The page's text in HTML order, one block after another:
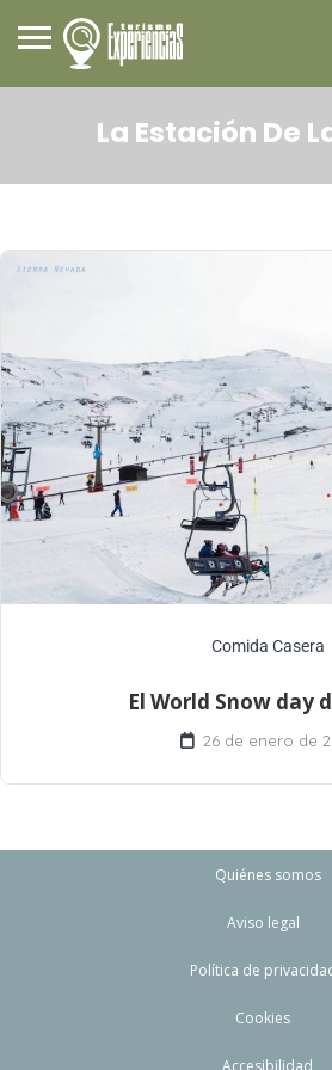
La Estación De
Comida Casera
El World Snow day
26 de enero de
Quiénes somos
Aviso legal
Política de
Cookies
Accesibilidad